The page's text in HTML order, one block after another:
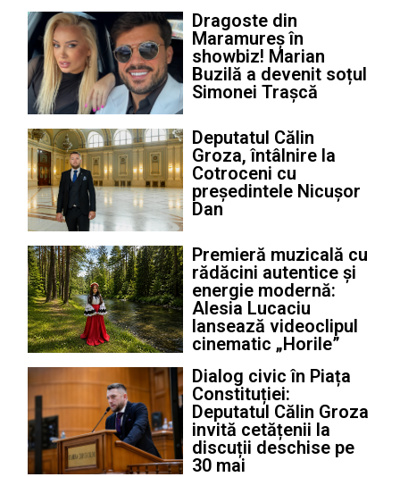
Dragoste din
Maramureș în
showbiz! Marian
Buzilă a devenit soțul
Simonei Trașcă
Deputatul Călin
Groza, întâlnire la
Cotroceni cu
președintele Nicușor
Dan
Premieră muzicală cu
rădăcini autentice și
energie modernă:
Alesia Lucaciu
lansează videoclipul
cinematic „Horile”
Dialog civic în Piața
Constituției:
Deputatul Călin Groza
invită cetățenii la
discuții deschise pe
30 mai